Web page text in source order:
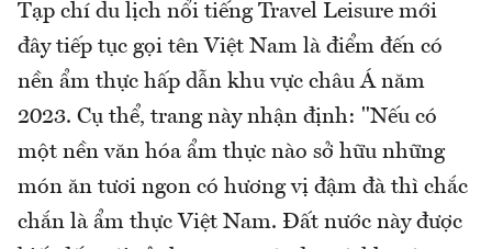
Tạp chí du lịch nổi tiếng Travel Leisure mới
đây tiếp tục gọi tên Việt Nam là điểm đến có
nền ẩm thực hấp dẫn khu vực châu Á năm
2023. Cụ thể, trang này nhận định: "Nếu có
một nền văn hóa ẩm thực nào sở hữu những
món ăn tươi ngon có hương vị đậm đà thì chắc
chắn là ẩm thực Việt Nam. Đất nước này được